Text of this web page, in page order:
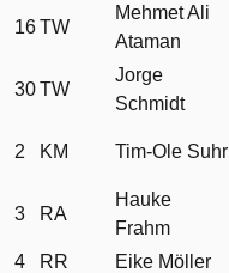
16TW
Mehmet Ali
Ataman
30TW
Jorge
Schmidt
2 KM Tim-Ole Suhr
3 RA
Hauke
Frahm
4 RR Eike Möller